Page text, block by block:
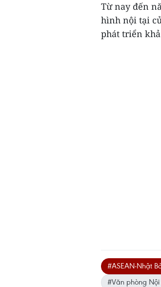
Từ nay đến
hình nội tại
phát triển
#ASEAN-Nhật
#Văn phòng